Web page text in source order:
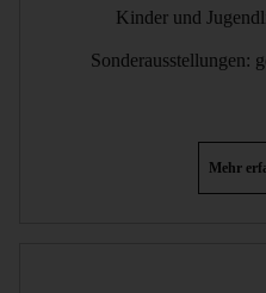
Kinder und
Sonderausstellungen:
Mehr